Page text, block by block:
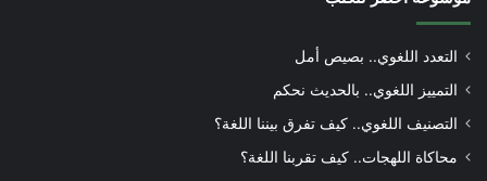
التعدد اللغوي.. بصيص أمل
التمييز اللغوي.. بالحديث نحكم
التصنيف اللغوي.. كيف تفرق بيننا اللغة؟
محاكاة اللهجات.. كيف تقربنا اللغة؟